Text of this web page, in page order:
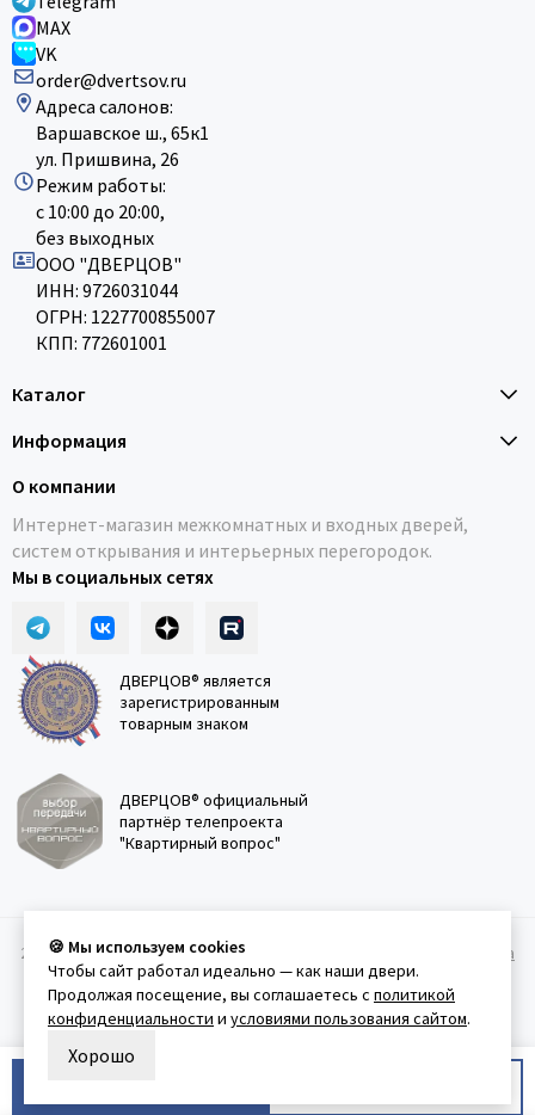
MAX
VK
order@dvertsov.ru
Адреса салонов:
Варшавское ш., 65к1
ул. Пришвина, 26
Режим работы:
с 10:00 до 20:00,
без выходных
ООО "ДВЕРЦОВ"
ИНН: 9726031044
ОГРН: 1227700855007
КПП: 772601001
Каталог
Информация
О компании
Интернет-магазин межкомнатных и входных дверей,
систем открывания и интерьерных перегородок.
Мы в социальных сетях
ДВЕРЦОВ® является
зарегистрированным
товарным знаком
ДВЕРЦОВ® официальный
партнёр телепроекта
"Квартирный вопрос"
2011-2026 © Дверцов. Карта сайта
Политика
конфеденциальности Условия использования сайта
🍪 Мы используем cookies
Чтобы сайт работал идеально — как наши двери.
Продолжая посещение, вы соглашаетесь с политикой
конфиденциальности и условиями пользования сайтом.
Хорошо